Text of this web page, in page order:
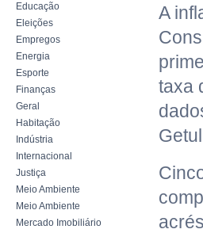
Educação
Eleições
Empregos
Energia
Esporte
Finanças
Geral
Habitação
Indústria
Internacional
Justiça
Meio Ambiente
Meio Ambiente
Mercado Imobiliário
A
taxa